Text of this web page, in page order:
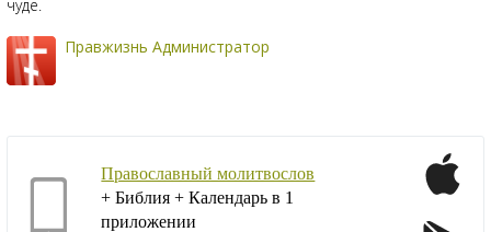
чуде.
Правжизнь Администратор
Православный молитвослов
+ Библия + Календарь в 1
приложении